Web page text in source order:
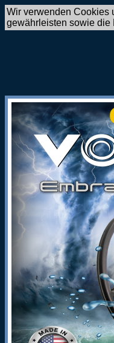
Wir verwenden Cookies
gewährleisten sowie